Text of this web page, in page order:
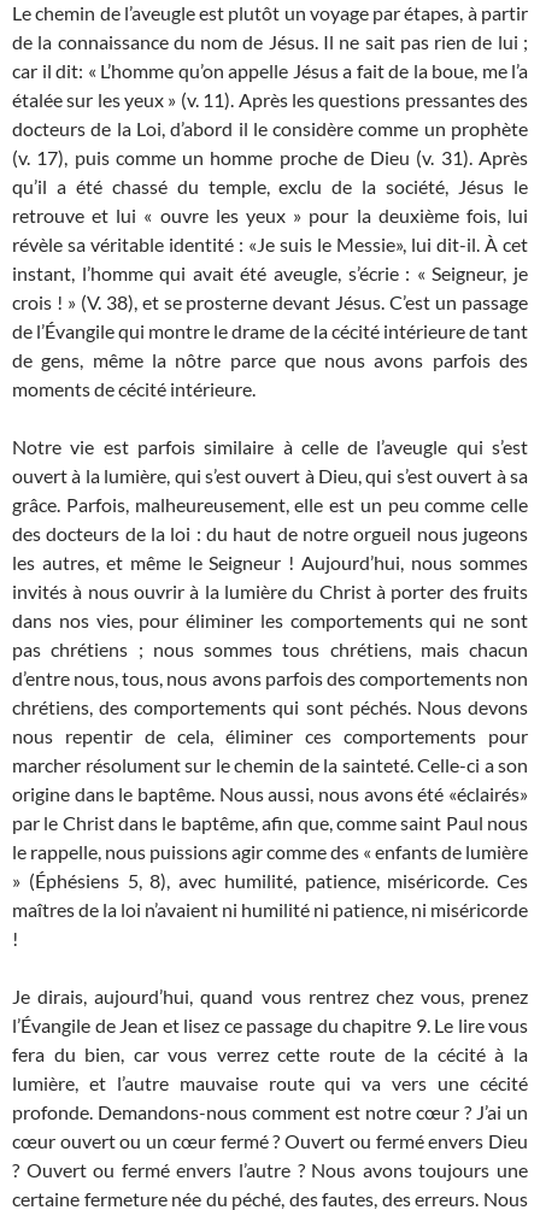
Le chemin de l’aveugle est plutôt un voyage par étapes, à partir
de la connaissance du nom de Jésus. Il ne sait pas rien de lui ;
car il dit: « L’homme qu’on appelle Jésus a fait de la boue, me l’a
étalée sur les yeux » (v. 11​​). Après les questions pressantes des
docteurs de la Loi, d’abord il le considère comme un prophète
(v. 17), puis comme un homme proche de Dieu (v. 31). Après
qu’il a été chassé du temple, exclu de la société, Jésus le
retrouve et lui « ouvre les yeux » pour la deuxième fois, lui
révèle sa véritable identité : «Je suis le Messie», lui dit-il. À cet
instant, l’homme qui avait été aveugle, s’écrie : « Seigneur, je
crois ! » (V. 38), et se prosterne devant Jésus. C’est un passage
de l’Évangile qui montre le drame de la cécité intérieure de tant
de gens, même la nôtre parce que nous avons parfois des
moments de cécité intérieure.
Notre vie est parfois similaire à celle de l’aveugle qui s’est
ouvert à la lumière, qui s’est ouvert à Dieu, qui s’est ouvert à sa
grâce. Parfois, malheureusement, elle est un peu comme celle
des docteurs de la loi : du haut de notre orgueil nous jugeons
les autres, et même le Seigneur ! Aujourd’hui, nous sommes
invités à nous ouvrir à la lumière du Christ à porter des fruits
dans nos vies, pour éliminer les comportements qui ne sont
pas chrétiens ; nous sommes tous chrétiens, mais chacun
d’entre nous, tous, nous avons parfois des comportements non
chrétiens, des comportements qui sont péchés. Nous devons
nous repentir de cela, éliminer ces comportements pour
marcher résolument sur le chemin de la sainteté. Celle-ci a son
origine dans le baptême. Nous aussi, nous avons été «éclairés»
par le Christ dans le baptême, afin que, comme saint Paul nous
le rappelle, nous puissions agir comme des « enfants de lumière
» (Éphésiens 5, 8), avec humilité, patience, miséricorde. Ces
maîtres de la loi n’avaient ni humilité ni patience, ni miséricorde
!
Je dirais, aujourd’hui, quand vous rentrez chez vous, prenez
l’Évangile de Jean et lisez ce passage du chapitre 9. Le lire vous
fera du bien, car vous verrez cette route de la cécité à la
lumière, et l’autre mauvaise route qui va vers une cécité
profonde. Demandons-nous comment est notre cœur ? J’ai un
cœur ouvert ou un cœur fermé ? Ouvert ou fermé envers Dieu
? Ouvert ou fermé envers l’autre ? Nous avons toujours une
certaine fermeture née du péché, des fautes, des erreurs. Nous